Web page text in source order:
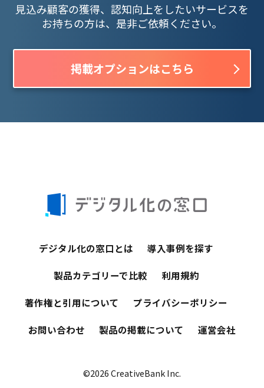
見込み顧客の獲得、認知向上をしたいサービスを
お持ちの方は、是非ご依頼ください。
掲載オプションはこちら
デジタル化の窓口とは 導入事例を探す
製品カテゴリーで比較 利用規約
著作権と引用について プライバシーポリシー
お問い合わせ 製品の掲載について 運営会社
©2026 CreativeBank Inc.